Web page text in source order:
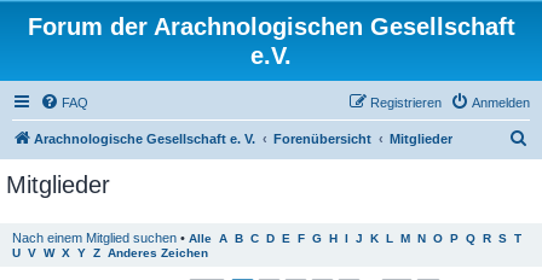
Forum der Arachnologischen Gesellschaft
e.V.
FAQ Anmelden
Registrieren
Arachnologische Gesellschaft e. V. Forenübersicht Mitglieder
Mitglieder
Nach einem Mitglied suchen • Alle A B C D E F G H I J K L M N O P Q R S T
U V W X Y Z Anderes Zeichen